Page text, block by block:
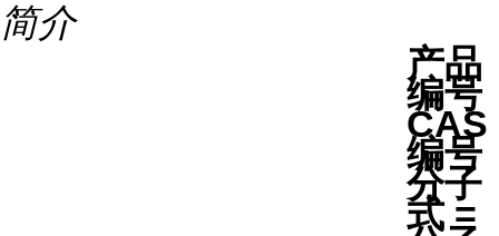
简介
产品
编号
CAS
编号
分子
式 =